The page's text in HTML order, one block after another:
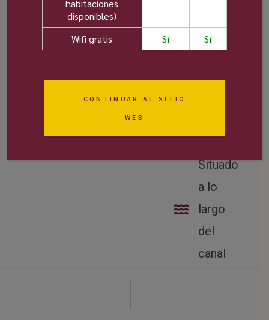
Secador
de pelo
todos
de
calidad
Situado
a lo
largo
del
canal
habitaciones
disponibles)
Wifi gratis Sí Sí
CONTINUAR AL SITIO
WEB